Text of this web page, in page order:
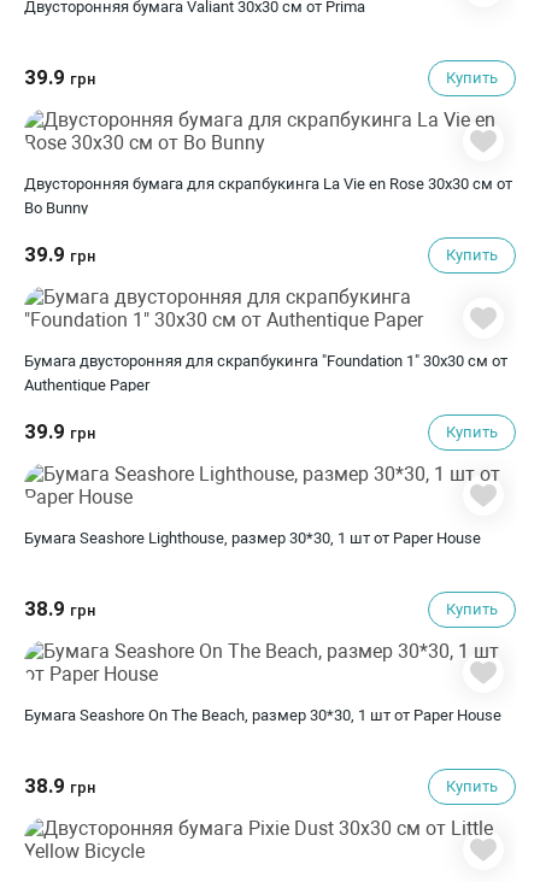
Двусторонняя бумага Valiant 30x30 см от Prima
39.9 грн Купить
Двусторонняя бумага для скрапбукинга La Vie en Rose 30х30 см от
Bo Bunny
39.9 грн Купить
Бумага двусторонняя для скрапбукинга "Foundation 1" 30х30 см от
Authentique Paper
39.9 грн Купить
Бумага Seashore Lighthouse, размер 30*30, 1 шт от Paper House
38.9 грн Купить
Бумага Seashore On The Beach, размер 30*30, 1 шт от Paper House
38.9 грн Купить